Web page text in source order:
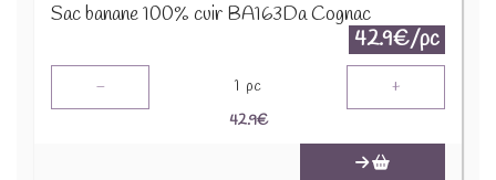
Sac banane 100% cuir BA163Da Cognac
42.9€/pc
- 1 pc +
42.9€